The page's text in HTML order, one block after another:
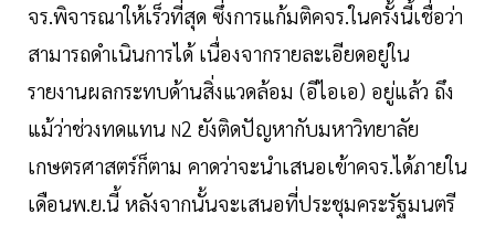
จร.พิจารณาให้เร็วที่สุด ซึ่งการแก้มติคจร.ในครั้งนี้เชื่อว่า
สามารถดำเนินการได้ เนื่องจากรายละเอียดอยู่ใน
รายงานผลกระทบด้านสิ่งแวดล้อม (อีไอเอ) อยู่แล้ว ถึง
แม้ว่าช่วงทดแทน N2 ยังติดปัญหากับมหาวิทยาลัย
เกษตรศาสตร์ก็ตาม คาดว่าจะนำเสนอเข้าคจร.ได้ภายใน
เดือนพ.ย.นี้ หลังจากนั้นจะเสนอที่ประชุมคระรัฐมนตรี